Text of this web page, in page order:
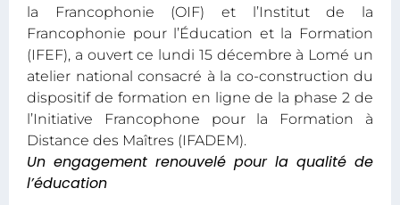
la Francophonie (OIF) et l’Institut de la
Francophonie pour l’Éducation et la Formation
(IFEF), a ouvert ce lundi 15 décembre à Lomé un
atelier national consacré à la co-construction du
dispositif de formation en ligne de la phase 2 de
l’Initiative Francophone pour la Formation à
Distance des Maîtres (IFADEM).
Un engagement renouvelé pour la qualité de
l’éducation